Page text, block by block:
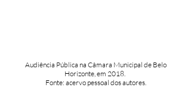
Audiência Pública na Câmara Municipal de Belo
Horizonte, em 2018.
Fonte: acervo pessoal dos autores.